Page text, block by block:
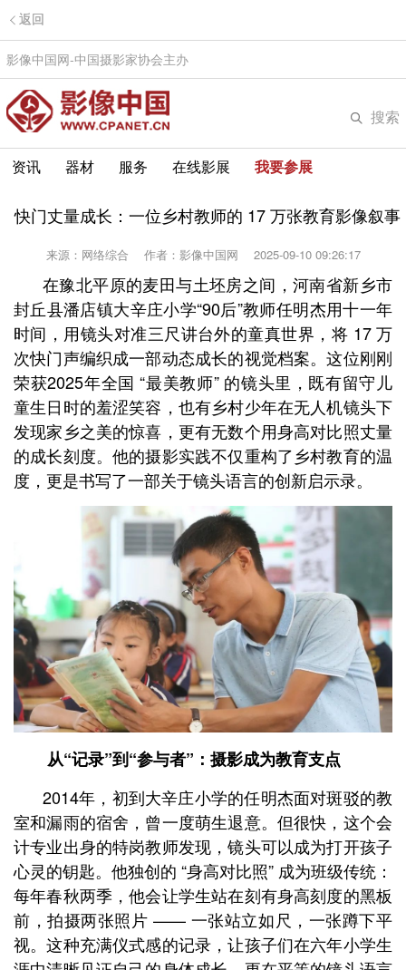
返回
影像中国网-中国摄影家协会主办
搜索
资讯 器材 服务 在线影展 我要参展
快门丈量成长：一位乡村教师的 17 万张教育影像叙事
来源：网络综合 作者：影像中国网 2025-09-10 09:26:17
在豫北平原的麦田与土坯房之间，河南省新乡市
封丘县潘店镇大辛庄小学“90后”教师任明杰用十一年
时间，用镜头对准三尺讲台外的童真世界，将 17 万
次快门声编织成一部动态成长的视觉档案。这位刚刚
荣获2025年全国 “最美教师” 的镜头里，既有留守儿
童生日时的羞涩笑容，也有乡村少年在无人机镜头下
发现家乡之美的惊喜，更有无数个用身高对比照丈量
的成长刻度。他的摄影实践不仅重构了乡村教育的温
度，更是书写了一部关于镜头语言的创新启示录。
从“记录”到“参与者”：摄影成为教育支点
2014年，初到大辛庄小学的任明杰面对斑驳的教
室和漏雨的宿舍，曾一度萌生退意。但很快，这个会
计专业出身的特岗教师发现，镜头可以成为打开孩子
心灵的钥匙。他独创的 “身高对比照” 成为班级传统：
每年春秋两季，他会让学生站在刻有身高刻度的黑板
前，拍摄两张照片 —— 一张站立如尺，一张蹲下平
视。这种充满仪式感的记录，让孩子们在六年小学生